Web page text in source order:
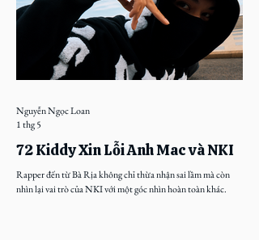
72 Kiddy Xin Lỗi Anh Mac và NKI
Rapper đến từ Bà Rịa không chỉ thừa nhận sai lầm mà còn
nhìn lại vai trò của NKI với một góc nhìn hoàn toàn khác.
Nguyễn Ngọc Loan
1 thg 5